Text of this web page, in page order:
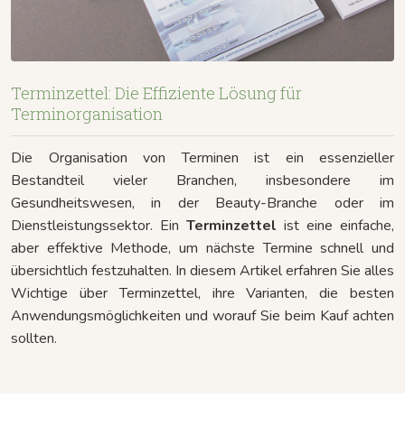
Terminzettel: Die Effiziente Lösung für
Terminorganisation
Die Organisation von Terminen ist ein essenzieller
Bestandteil vieler Branchen, insbesondere im
Gesundheitswesen, in der Beauty-Branche oder im
Dienstleistungssektor. Ein Terminzettel ist eine einfache,
aber effektive Methode, um nächste Termine schnell und
übersichtlich festzuhalten. In diesem Artikel erfahren Sie alles
Wichtige über Terminzettel, ihre Varianten, die besten
Anwendungsmöglichkeiten und worauf Sie beim Kauf achten
sollten.